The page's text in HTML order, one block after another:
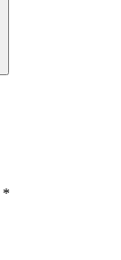
*